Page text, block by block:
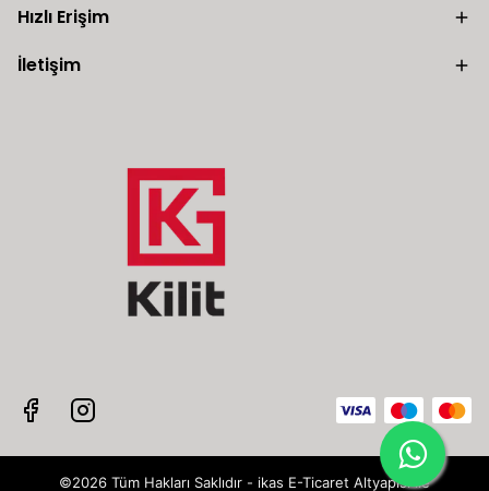
Hızlı Erişim
İletişim
©2026 Tüm Hakları Saklıdır - ikas E-Ticaret Altyapısı ile